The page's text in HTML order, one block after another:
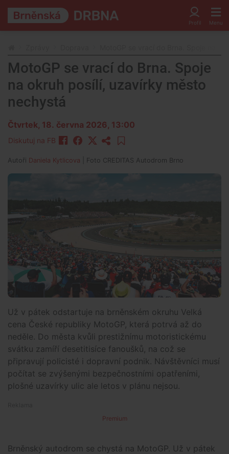
MotoGP se vrací do Brna. Spoje
na okruh posílí, uzavírky město
nechystá
Čtvrtek, 18. června 2026, 13:00
Diskutuj na FB
Autoři Daniela Kytlicova | Foto CREDITAS Autodrom Brno
Už v pátek odstartuje na brněnském okruhu Velká
cena České republiky MotoGP, která potrvá až do
neděle. Do města kvůli prestižnímu motoristickému
svátku zamíří desetitisíce fanoušků, na což se
připravují policisté i dopravní podnik. Návštěvníci musí
počítat se zvýšenými bezpečnostními opatřeními,
plošné uzavírky ulic ale letos v plánu nejsou.
Premium
Brněnský autodrom se chystá na MotoGP. Už v pátek